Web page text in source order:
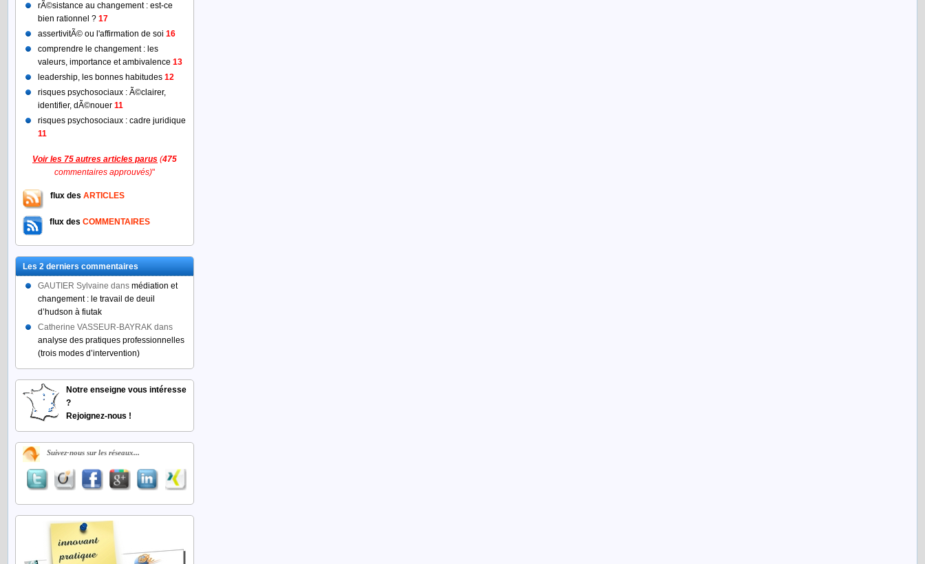
rÃ©sistance au changement : est-ce
bien rationnel ? 17
assertivitÃ© ou l'affirmation de soi 16
comprendre le changement : les
valeurs, importance et ambivalence 13
leadership, les bonnes habitudes 12
risques psychosociaux : Ã©clairer,
identifier, dÃ©nouer 11
risques psychosociaux : cadre juridique
11
Voir les 75 autres articles parus (475
commentaires approuvés)"
flux des ARTICLES
flux des COMMENTAIRES
Les 2 derniers commentaires
GAUTIER Sylvaine dans médiation et
changement : le travail de deuil
d’hudson à fiutak
Catherine VASSEUR-BAYRAK dans
analyse des pratiques professionnelles
(trois modes d’intervention)
Notre enseigne vous intéresse
?
Rejoignez-nous !
Suivez-nous sur les réseaux...